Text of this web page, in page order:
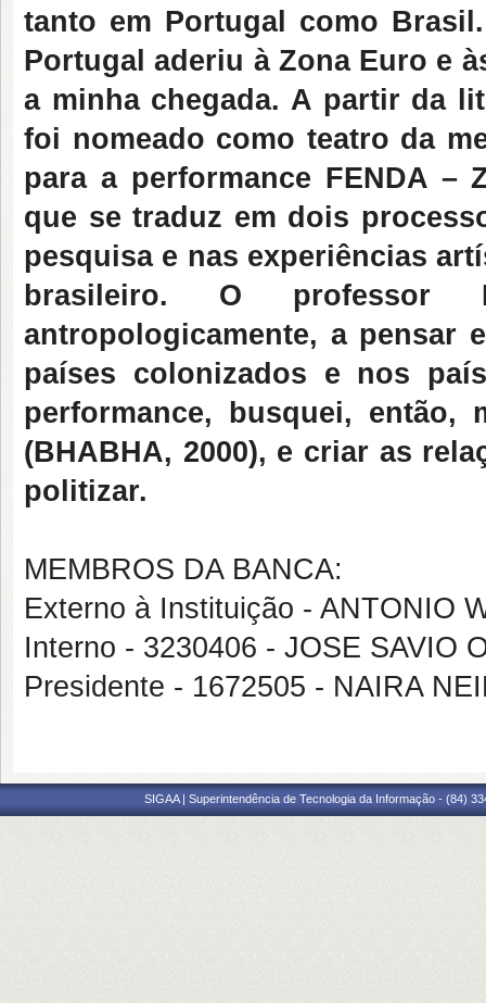
tanto em Portugal como
Portugal aderiu à Zona Euro e
a minha chegada. A partir da
foi nomeado como teatro da
para a performance FENDA –
que se traduz em dois
pesquisa e nas experiências
brasileiro. O professor
antropologicamente, a pensar
países colonizados e nos
performance, busquei, então,
(BHABHA, 2000), e criar as
politizar.
MEMBROS DA BANCA:
Externo à Instituição - ANTONIO
Interno - 3230406 - JOSE SAVIO
Presidente - 1672505 - NAIRA
SIGAA | Superintendência de Tecnologia da Informação - (84)